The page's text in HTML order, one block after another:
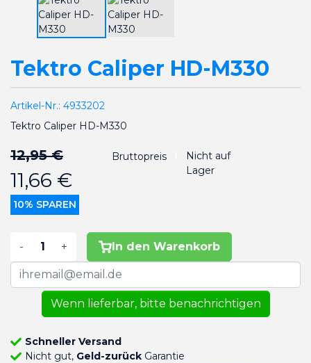
Tektro Caliper HD-M330
Artikel-Nr.: 4933202
Tektro Caliper HD-M330
12,95 €
11,66 €
10% SPAREN
Bruttopreis
Nicht auf
Lager
- + In den Warenkorb
Wenn lieferbar, bitte benachrichtigen
Schneller Versand
Nicht gut, Geld-zurückGarantie